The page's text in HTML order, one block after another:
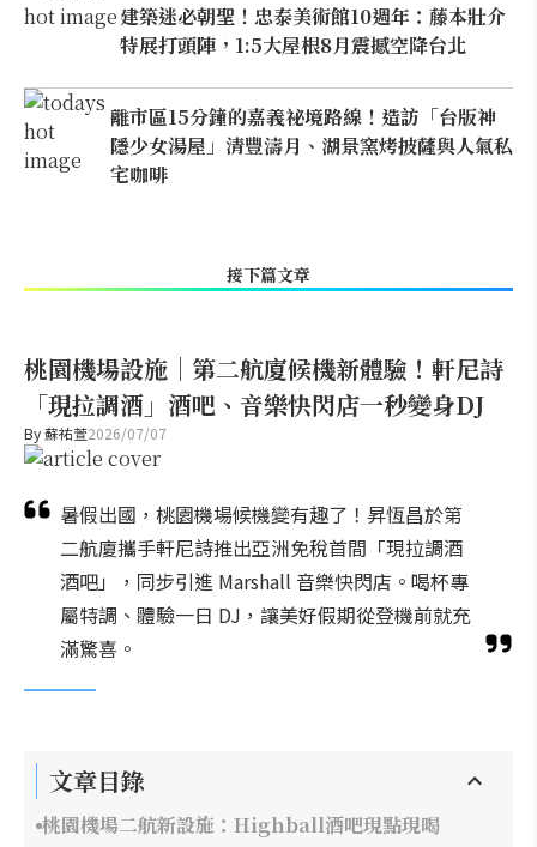
建築迷必朝聖！忠泰美術館10週年：藤本壯介
特展打頭陣，1:5大屋根8月震撼空降台北
離市區15分鐘的嘉義祕境路線！造訪「台版神
隱少女湯屋」清豐濤月、湖景窯烤披薩與人氣私
宅咖啡
接下篇文章
桃園機場設施｜第二航廈候機新體驗！軒尼詩
「現拉調酒」酒吧、音樂快閃店一秒變身DJ
By蘇祐萱2026/07/07
暑假出國，桃園機場候機變有趣了！昇恆昌於第
二航廈攜手軒尼詩推出亞洲免稅首間「現拉調酒
酒吧」，同步引進 Marshall 音樂快閃店。喝杯專
屬特調、體驗一日 DJ，讓美好假期從登機前就充
滿驚喜。
文章目錄
桃園機場二航新設施：Highball酒吧現點現喝